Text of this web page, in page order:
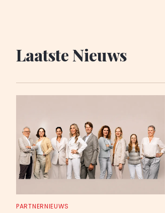
Laatste Nieuws
PARTNERNIEUWS